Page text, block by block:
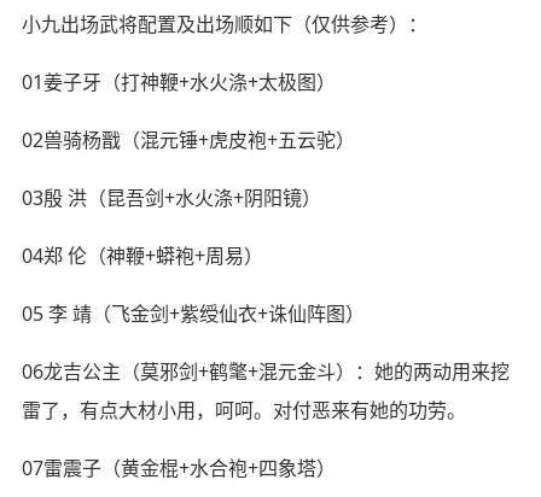
小九出场武将配置及出场顺如下（仅供参考）：
01姜子牙（打神鞭+水火涤+太极图）
02兽骑杨戬（混元锤+虎皮袍+五云驼）
03殷 洪（昆吾剑+水火涤+阴阳镜）
04郑 伦（神鞭+蟒袍+周易）
05 李 靖（飞金剑+紫绶仙衣+诛仙阵图）
06龙吉公主（莫邪剑+鹤氅+混元金斗）：她的两动用来挖
雷了，有点大材小用，呵呵。对付恶来有她的功劳。
07雷震子（黄金棍+水合袍+四象塔）